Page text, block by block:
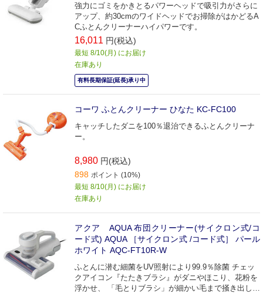
強力にゴミをかきとるパワーヘッドで吸引力がさらに
アップ、約30cmのワイドヘッドでお掃除がはかどるA
Cふとんクリーナーハイパワーです。
16,011 円(税込)
最短 8/10(月) にお届け
在庫あり
有料長期保証(延長)承り中
コーワ ふとんクリーナー ひなた KC-FC100
キャッチしたダニを100％退治できるふとんクリーナ
ー。
8,980 円(税込)
898 ポイント (10%)
最短 8/10(月) にお届け
在庫あり
アクア AQUA 布団クリーナー(サイクロン式/コ
ード式) AQUA ［サイクロン式 /コード式］ パール
ホワイト AQC-FT10R-W
ふとんに潜む細菌をUV照射により99.9％除菌 チェッ
クアイコン『たたきブラシ』がダニやほこり、花粉を
浮かせ、 「毛とりブラシ」が細かい毛まで掻き出して